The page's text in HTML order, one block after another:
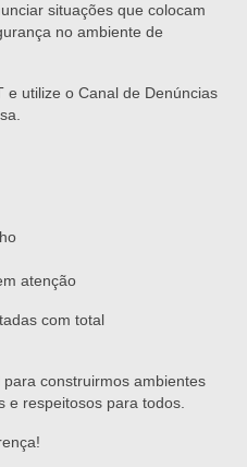
situações que colocam
no ambiente de
e utilize o Canal de Denúncias
atenção
com total
construirmos ambientes
e respeitosos para todos.